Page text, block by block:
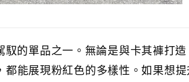
的單品之一。無論是與卡其褲打
能展現粉紅色的多樣性。如果想提